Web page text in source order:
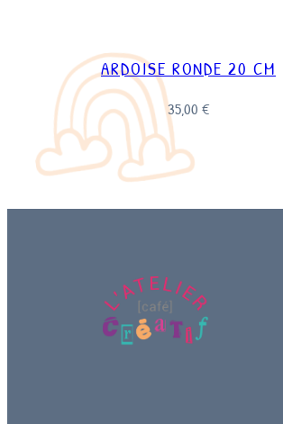
ARDOISE RONDE 20 CM
35,00 €